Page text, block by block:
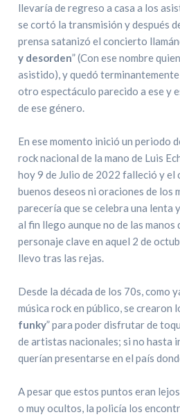
llevaría de regreso a casa a los
se cortó la transmisión y después
prensa satanizó el concierto
y desorden” (Con ese nombre
asistido), y quedó
otro espectáculo parecido a ese y
de ese género.
En ese momento inició un periodo
rock nacional de la mano de Luis
hoy 9 de Julio de 2022 falleció y el
buenos deseos ni oraciones de los
parecería que se celebra una lenta
al fin llego aunque no de las manos
personaje clave en aquel 2 de
llevo tras las rejas.
Desde la década de los 70s, como
música rock en público, se crearon
funky” para poder disfrutar de
de artistas nacionales; si no hasta
querían presentarse en el país
A pesar que estos puntos eran
o muy ocultos, la policía los